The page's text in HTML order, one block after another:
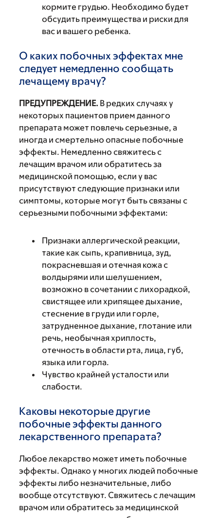
кормите грудью. Необходимо будет
обсудить преимущества и риски для
вас и вашего ребенка.
О каких побочных эффектах мне
следует немедленно сообщать
лечащему врачу?
ПРЕДУПРЕЖДЕНИЕ. В редких случаях у
некоторых пациентов прием данного
препарата может повлечь серьезные, а
иногда и смертельно опасные побочные
эффекты. Немедленно свяжитесь с
лечащим врачом или обратитесь за
медицинской помощью, если у вас
присутствуют следующие признаки или
симптомы, которые могут быть связаны с
серьезными побочными эффектами:
Признаки аллергической реакции,
такие как сыпь, крапивница, зуд,
покрасневшая и отечная кожа с
волдырями или шелушением,
возможно в сочетании с лихорадкой,
свистящее или хрипящее дыхание,
стеснение в груди или горле,
затрудненное дыхание, глотание или
речь, необычная хриплость,
отечность в области рта, лица, губ,
языка или горла.
Чувство крайней усталости или
слабости.
Каковы некоторые другие
побочные эффекты данного
лекарственного препарата?
Любое лекарство может иметь побочные
эффекты. Однако у многих людей побочные
эффекты либо незначительные, либо
вообще отсутствуют. Свяжитесь с лечащим
врачом или обратитесь за медицинской